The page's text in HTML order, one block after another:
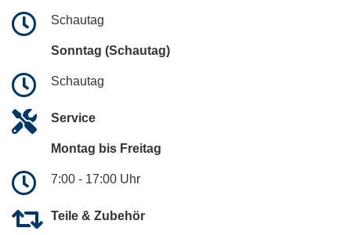
Schautag
Sonntag (Schautag)
Schautag
Service
Montag bis Freitag
7:00 - 17:00 Uhr
Teile & Zubehör